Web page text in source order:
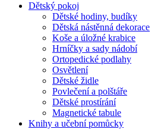
Dětský pokoj
Dětské hodiny, budíky
Dětská nástěnná dekorace
Koše a úložné krabice
Hrníčky a sady nádobí
Ortopedické podlahy
Osvětlení
Dětské židle
Povlečení a polštáře
Dětské prostírání
Magnetické tabule
Knihy a učební pomůcky